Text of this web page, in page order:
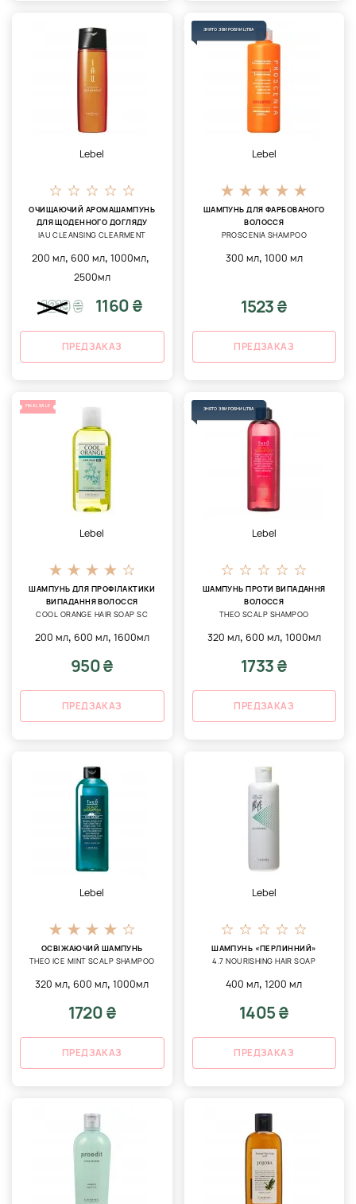
Lebel
ОЧИЩАЮЧИЙ АРОМАШАМПУНЬ
ДЛЯ ЩОДЕННОГО ДОГЛЯДУ
IAU CLEANSING CLEARMENT
200 мл,600 мл,1000мл,
2500мл
1219₴ 1160 ₴
ПРЕДЗАКАЗ
ЗНЯТО З ВИРОБНИЦТВА
Lebel
ШАМПУНЬ ДЛЯ ФАРБОВАНОГО
ВОЛОССЯ
PROSCENIA SHAMPOO
300 мл, 1000 мл
1523 ₴
ПРЕДЗАКАЗ
FINAL SALE
Lebel
ШАМПУНЬ ДЛЯ ПРОФІЛАКТИКИ
ВИПАДАННЯ ВОЛОССЯ
COOL ORANGE HAIR SOAP SC
200 мл, 600 мл, 1600мл
950 ₴
ПРЕДЗАКАЗ
ЗНЯТО З ВИРОБНИЦТВА
Lebel
ШАМПУНЬ ПРОТИ ВИПАДАННЯ
ВОЛОССЯ
THEO SCALP SHAMPOO
320 мл, 600 мл, 1000мл
1733 ₴
ПРЕДЗАКАЗ
Lebel
ОСВІЖАЮЧИЙ ШАМПУНЬ
THEO ICE MINT SCALP SHAMPOO
320 мл,600 мл,1000мл
1720 ₴
ПРЕДЗАКАЗ
Lebel
ШАМПУНЬ «ПЕРЛИННИЙ»
4.7 NOURISHING HAIR SOAP
400 мл,1200 мл
1405 ₴
ПРЕДЗАКАЗ